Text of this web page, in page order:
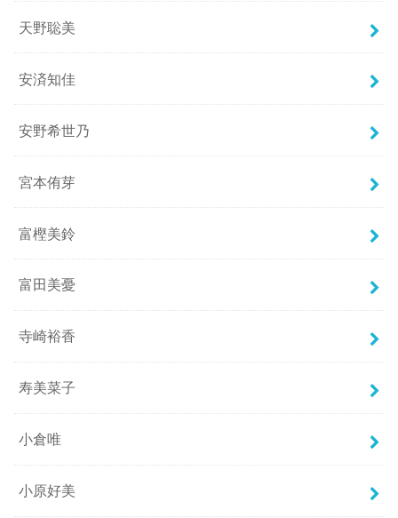
天野聡美
安済知佳
安野希世乃
宮本侑芽
富樫美鈴
富田美憂
寺崎裕香
寿美菜子
小倉唯
小原好美